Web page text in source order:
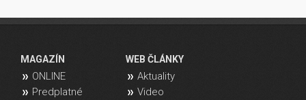
MAGAZÍN
ONLINE
Predplatné
WEB ČLÁNKY
Aktuality
Video